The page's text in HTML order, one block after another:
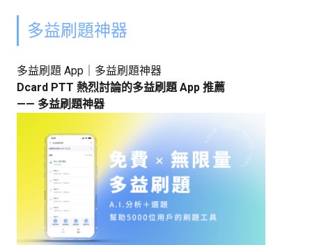
多益刷題神器
多益刷題 App｜多益刷題神器
Dcard PTT 熱烈討論的多益刷題 App 推薦
—— 多益刷題神器